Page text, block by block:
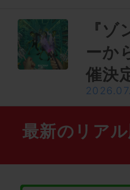
『
ーか
催決
最新のリア